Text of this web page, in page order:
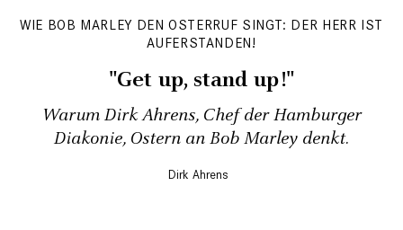
WIE BOB MARLEY DEN OSTERRUF SINGT: DER HERR IST
AUFERSTANDEN!
"Get up, stand up!"
Warum Dirk Ahrens, Chef der Hamburger
Diakonie, Ostern an Bob Marley denkt.
Dirk Ahrens